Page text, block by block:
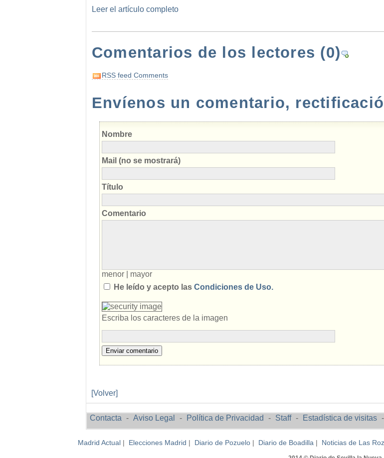
Leer el artículo completo
Comentarios de los lectores (0)
RSS feed Comments
Envíenos un comentario,
Nombre
Mail (no se mostrará)
Título
Comentario
menor
mayor
He leído y acepto las Condiciones de Uso.
Escriba los caracteres de la imagen
Enviar comentario
[Volver]
Contacta - Aviso Legal - Política de Privacidad - Staff - Estadística de visitas -
Madrid Actual| Elecciones Madrid | Diario de Pozuelo| Diario de Boadilla | Noticias de Las